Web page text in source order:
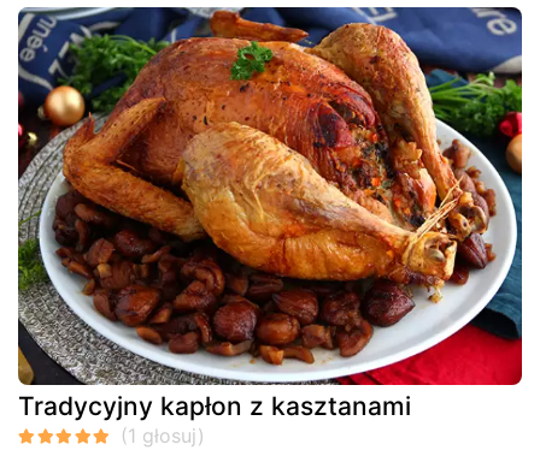
Tradycyjny kapłon z kasztanami